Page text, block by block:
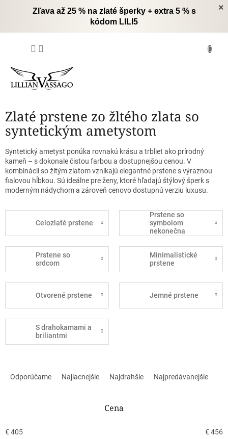
×
Zľava až 25 % na zlaté šperky + extra 5 % s
kódom LILI5
Zlaté prstene zo žltého zlata so
syntetickým ametystom
Syntetický ametyst ponúka rovnakú krásu a trbliet ako prírodný
kameň – s dokonale čistou farbou a dostupnejšou cenou. V
kombinácii so žltým zlatom vznikajú elegantné prstene s výraznou
fialovou hĺbkou. Sú ideálne pre ženy, ktoré hľadajú štýlový šperk s
moderným nádychom a zároveň cenovo dostupnú verziu luxusu.
Celozlaté prstene
Prstene so
symbolom
nekonečna
Prstene so
srdcom
Minimalistické
prstene
Otvorené prstene Jemné prstene
S drahokamami a
briliantmi
e
Odporúčame Najlacnejšie Najdrahšie Najpredávanejšie
Cena
€ 405 € 456